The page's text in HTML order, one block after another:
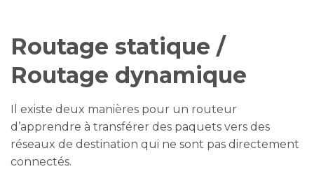
Routage statique /
Routage dynamique
Il existe deux manières pour un routeur
d’apprendre à transférer des paquets vers des
réseaux de destination qui ne sont pas directement
connectés.